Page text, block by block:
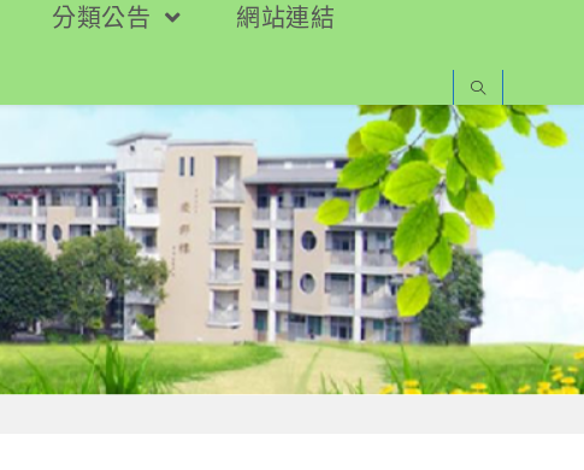
分類公告
網站連結